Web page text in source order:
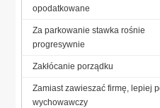
opodatkowane
Za parkowanie stawka rośnie
progresywnie
Zakłócanie porządku
Zamiast zawieszać firmę, lepiej
wychowawczy